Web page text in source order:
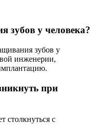
у человека?
зубов у
инженерии,
при
столкнуться с